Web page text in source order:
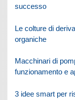
successo
Le colture di
organiche
Macchinari di
funzionamento e
3 idee smart per